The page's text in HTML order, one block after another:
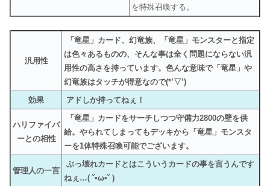
を特殊召喚する。
汎用性
「竜星」カード、幻竜族、「竜星」モンスターと指定
は色々あるものの、そんな事は全く問題にならない汎
用性の高さを持っています。色んな意味で「竜星」や
幻竜族はタッチが得意なので(*’▽’)
効果
アドしか持ってねぇ！
ハリファイバ
ーとの相性
「竜星」カードをサーチしつつ守備力2800の壁を供
給。やられてしまってもデッキから「竜星」モンスタ
ーを1体特殊召喚可能でございます。
管理人の一言
ぶっ壊れカードとはこういうカードの事を言うんです
ねぇ…( ˘•ω•˘ )